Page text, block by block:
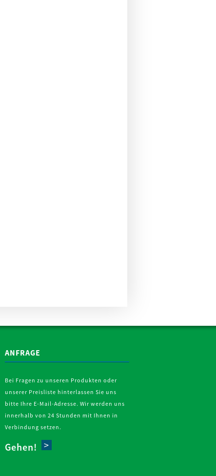
ANFRAGE
Bei Fragen zu unseren Produkten oder
unserer Preisliste hinterlassen Sie uns
bitte Ihre E-Mail-Adresse. Wir werden uns
innerhalb von 24 Stunden mit Ihnen in
Verbindung setzen.
Gehen!